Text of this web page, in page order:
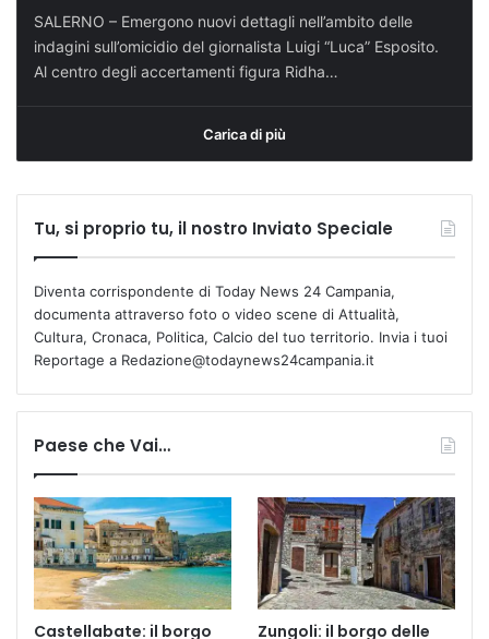
SALERNO – Emergono nuovi dettagli nell’ambito delle
indagini sull’omicidio del giornalista Luigi “Luca” Esposito.
Al centro degli accertamenti figura Ridha…
Carica di più
Tu, si proprio tu, il nostro Inviato Speciale
Diventa corrispondente di Today News 24 Campania,
documenta attraverso foto o video scene di Attualità,
Cultura, Cronaca, Politica, Calcio del tuo territorio. Invia i tuoi
Reportage a Redazione@todaynews24campania.it
Paese che Vai…
Castellabate: il borgo Zungoli: il borgo delle